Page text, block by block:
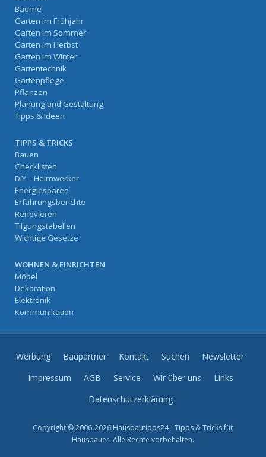
Bäume
Garten im Frühjahr
Garten im Sommer
Garten im Herbst
Garten im Winter
Gartentechnik
Gartenpflege
Pflanzen
Planung und Gestaltung
Tipps & Ideen
TIPPS & TRICKS
Bauen
Checklisten
DIY – Heimwerker
Energiesparen
Erfahrungsberichte
Renovieren
Tilgungstabellen
Wichtige Gesetze
WOHNEN & EINRICHTEN
Möbel
Dekoration
Elektronik
Kommunikation
Werbung Baupartner Kontakt Suchen
Newsletter
Impressum
AGB Service Wir über uns
Links
Datenschutzerklärung
Copyright © 2006-2026 Hausbautipps24 - Tipps & Tricks für
Hausbauer. Alle Rechte vorbehalten.